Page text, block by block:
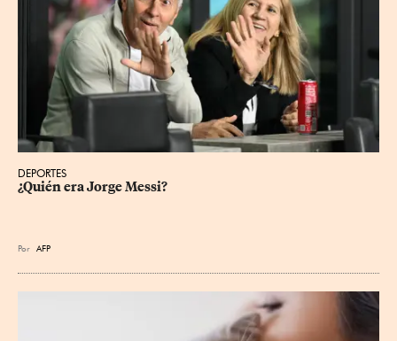
DEPORTES
¿Quién era Jorge Messi?
Por AFP